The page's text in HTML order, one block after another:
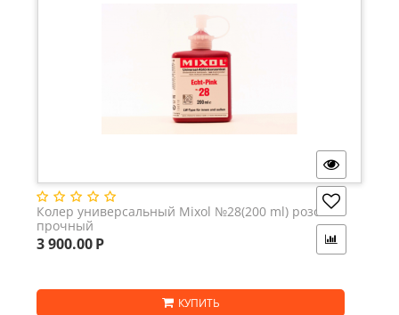
Колер универсальный Mixol №28(200 ml) розовый
прочный
3 900.00Р
КУПИТЬ